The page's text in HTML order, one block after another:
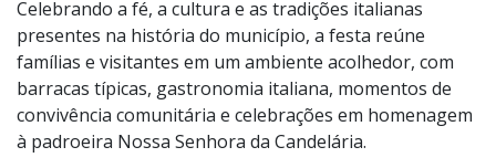
Celebrando a fé, a cultura e as tradições italianas
presentes na história do município, a festa reúne
famílias e visitantes em um ambiente acolhedor, com
barracas típicas, gastronomia italiana, momentos de
convivência comunitária e celebrações em homenagem
à padroeira Nossa Senhora da Candelária.